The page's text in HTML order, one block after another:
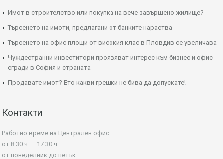
Имот в строителство или покупка на вече завършено жилище?
Търсенето на имоти, предлагани от банките нараства
Търсенето на офис площи от високия клас в Пловдив се увеличава
Чуждестранни инвеститори проявяват интерес към бизнес и офис
сгради в София и страната
Продавате имот? Ето какви грешки не бива да допускате!
Контакти
Работно време на Централен офис:
от 8:30 ч. – 17:30 ч.
от понеделник до петък